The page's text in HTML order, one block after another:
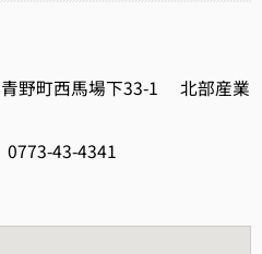
野町西馬場下33-1 北部産業
43-4341